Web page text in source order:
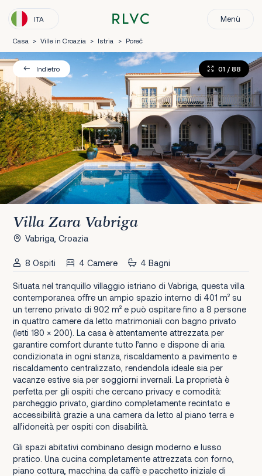
ITA Menù
Casa > Ville in Croazia > Istria > Poreč
Indietro 01 / 88
Villa Zara Vabriga
Vabriga, Croazia
8 Ospiti 4 Camere 4 Bagni
Situata nel tranquillo villaggio istriano di Vabriga, questa villa
contemporanea offre un ampio spazio interno di 401 m² su
un terreno privato di 902 m² e può ospitare fino a 8 persone
in quattro camere da letto matrimoniali con bagno privato
(letti 180 × 200). La casa è attentamente attrezzata per
garantire comfort durante tutto l’anno e dispone di aria
condizionata in ogni stanza, riscaldamento a pavimento e
riscaldamento centralizzato, rendendola ideale sia per
vacanze estive sia per soggiorni invernali. La proprietà è
perfetta per gli ospiti che cercano privacy e comodità:
parcheggio privato, giardino completamente recintato e
accessibilità grazie a una camera da letto al piano terra e
all’idoneità per ospiti con disabilità.
Gli spazi abitativi combinano design moderno e lusso
pratico. Una cucina completamente attrezzata con forno,
piano cottura, macchina da caffè e pacchetto iniziale di